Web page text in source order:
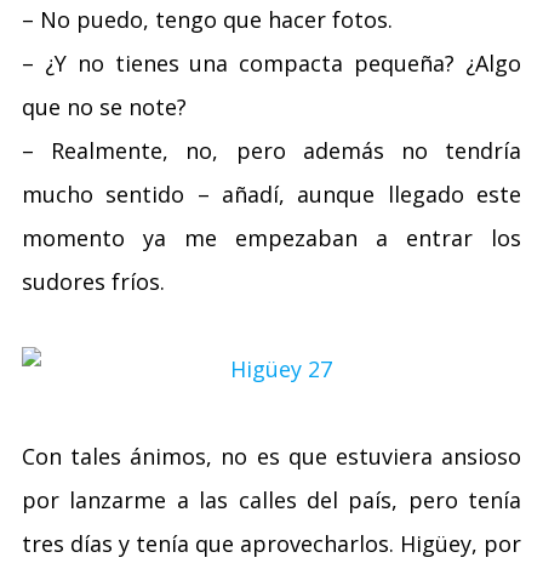
– No puedo, tengo que hacer fotos.
– ¿Y no tienes una compacta pequeña? ¿Algo
que no se note?
– Realmente, no, pero además no tendría
mucho sentido – añadí, aunque llegado este
momento ya me empezaban a entrar los
sudores fríos.
Con tales ánimos, no es que estuviera ansioso
por lanzarme a las calles del país, pero tenía
tres días y tenía que aprovecharlos. Higüey, por